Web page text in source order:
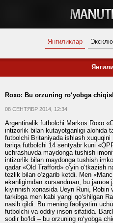
Янгиликлар
Roxo: Bu orzuning ro‘yobga
08 СЕНТЯБР 2014, 12:34
Argentinalik futbolchi Markos Roxo
intizorlik bilan kutayotganligi alohida
futbolchi Britaniyada ishlash
tariqa futbolchi 14 sentyabr kuni
uchrashuvda maydonga tushish
intizorlik bilan maydonga tushish
qadar «Old Trafford» o‘yin o‘tkazish
tezlik bilan o‘zgarib ketdi. Men
ekanligimdan xursandman, bu jamoa
kiyinnish xonasida Ueyn Runi,
tarkibga men kabi yangi qo‘shilgan
nasib qildi. Bu mening faoliyatim
futbolchi va oddiy inson sifatida.
sodir bo‘ldi – bu orzuning ro‘yobga